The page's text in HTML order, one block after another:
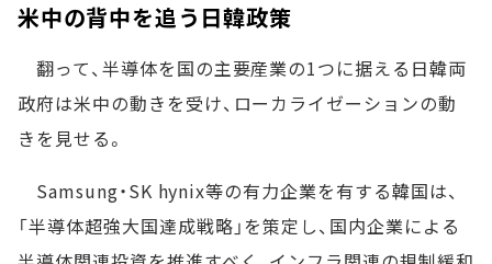
米中の背中を追う日韓政策
翻って、半導体を国の主要産業の1つに据える日韓両
政府は米中の動きを受け、ローカライゼーションの動
きを見せる。
Samsung・SK hynix等の有力企業を有する韓国は、
「半導体超強大国達成戦略」を策定し、国内企業による